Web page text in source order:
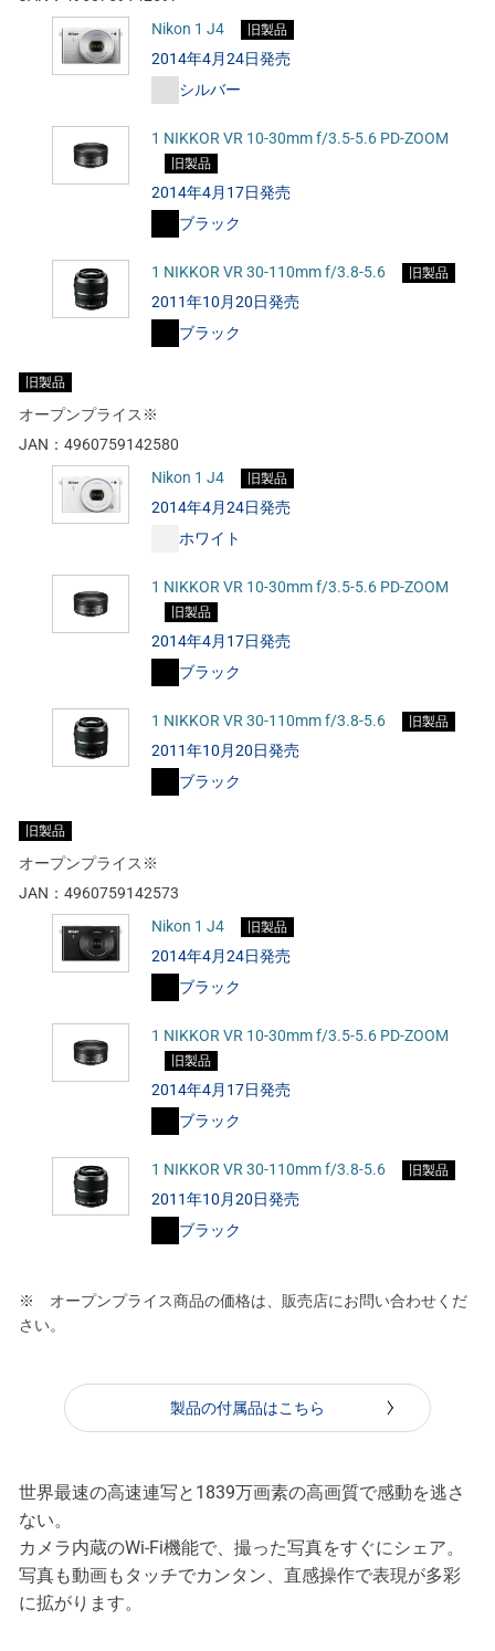
Nikon 1 J4
旧製品
2014年4月24日発売
シルバー
1 NIKKOR VR 10-30mm f/3.5-5.6 PD-ZOOM
旧製品
2014年4月17日発売
ブラック
1 NIKKOR VR 30-110mm f/3.8-5.6 旧製品
2011年10月20日発売
ブラック
旧製品
オープンプライス※
JAN： 4960759142580
Nikon 1 J4
旧製品
2014年4月24日発売
ホワイト
1 NIKKOR VR 10-30mm f/3.5-5.6 PD-ZOOM
旧製品
2014年4月17日発売
ブラック
1 NIKKOR VR 30-110mm f/3.8-5.6 旧製品
2011年10月20日発売
ブラック
旧製品
オープンプライス※
JAN： 4960759142573
Nikon 1 J4
旧製品
2014年4月24日発売
ブラック
1 NIKKOR VR 10-30mm f/3.5-5.6 PD-ZOOM
旧製品
2014年4月17日発売
ブラック
1 NIKKOR VR 30-110mm f/3.8-5.6 旧製品
2011年10月20日発売
ブラック
※ オープンプライス商品の価格は、販売店にお問い合わせくだ
さい。
製品の付属品はこちら
世界最速の高速連写と1839万画素の高画質で感動を逃さ
ない。
カメラ内蔵のWi-Fi機能で、撮った写真をすぐにシェア。
写真も動画もタッチでカンタン、直感操作で表現が多彩
に拡がります。